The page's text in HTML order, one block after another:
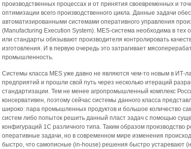
производственных процессах и от принятия своевременных и
оптимизации всего производственного цикла. Данные задачи
автоматизированными системами оперативного управления
(Manufacturing Execution System). MES-система необходима в тех
или стандарты обязывают производителя контролировать
изготовления. И в первую очередь это затрагивает
промышленность.
Системы класса MES уже давно не являются чем-то новым в ИТ-
предприятий и прошли свой путь через несколько итераций
стандартизации. Тем не менее агропромышленный комплекс
консервативен, поэтому сейчас системы данного класса
широко: пара промышленных продуктов и большое количество
систем либо попыток решить данный пласт задач с помощью
конфигураций 1С различного типа. Таким образом производство
оперативные задачи, но в современном мире изменения
быстро, что самописные (in-house) решения быстро устаревают